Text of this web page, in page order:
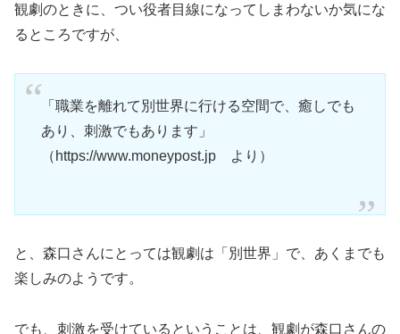
観劇のときに、つい役者目線になってしまわないか気にな
るところですが、
「職業を離れて別世界に行ける空間で、癒しでも
あり、刺激でもあります」
（https://www.moneypost.jp より）
と、森口さんにとっては観劇は「別世界」で、あくまでも
楽しみのようです。
でも、刺激を受けているということは、観劇が森口さんの